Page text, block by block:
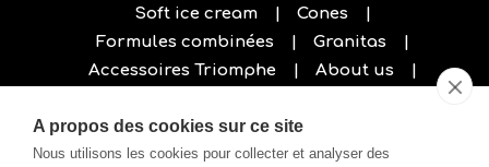
Soft ice cream
Cones
Formules combinées
Granitas
Accessoires Triomphe
About us
A propos des cookies sur ce site
Nous utilisons les cookies pour collecter et analyser des